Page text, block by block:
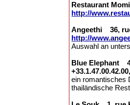
Restaurant
http://
Angeethi 36, rue
http://
Auswahl an
Blue Elephant
ein romantisches
thailändische